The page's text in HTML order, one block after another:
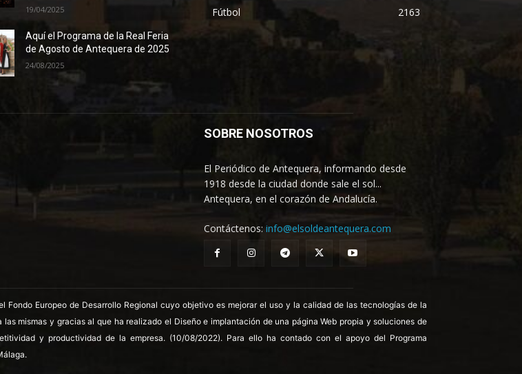
19/04/2025
Aquí el Programa de la Real Feria
de Agosto de Antequera de 2025
24/08/2025
Fútbol
2163
SOBRE NOSOTROS
El Periódico de Antequera, informando desde
1918 desde la ciudad donde sale el sol...
Antequera, en el corazón de Andalucía.
Contáctenos: info@elsoldeantequera.com
Fondo Europeo de Desarrollo Regional cuyo objetivo es mejorar el uso y la calidad de las tecnologías de la
mismas y gracias al que ha realizado el Diseño e implantación de una página Web propia y soluciones de
y productividad de la empresa. (10/08/2022). Para ello ha contado con el apoyo del Programa